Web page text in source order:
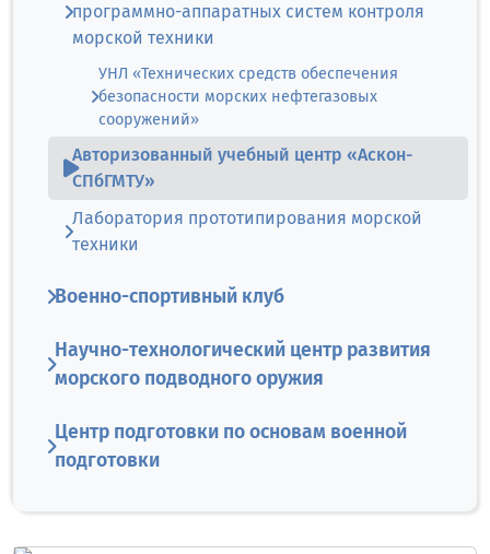
программно-аппаратных систем контроля
морской техники
УНЛ «Технических средств обеспечения
безопасности морских нефтегазовых
сооружений»
Авторизованный учебный центр «Аскон-
СПбГМТУ»
Лаборатория прототипирования морской
техники
Военно-спортивный клуб
Научно-технологический центр развития
морского подводного оружия
Центр подготовки по основам военной
подготовки